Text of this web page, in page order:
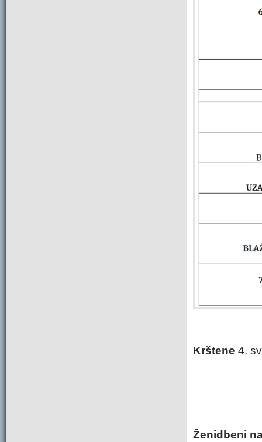
Krštene 4.
Ženidbeni